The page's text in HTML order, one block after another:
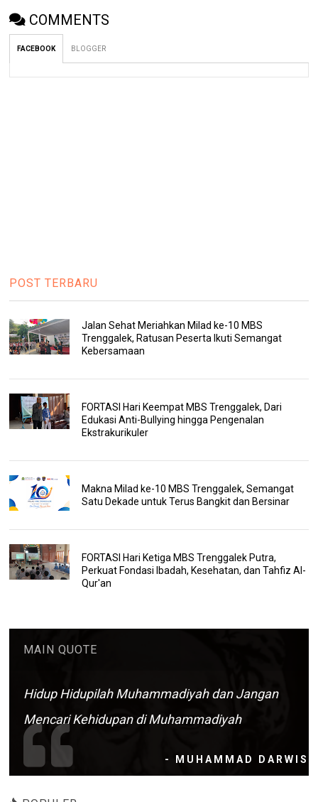
COMMENTS
FACEBOOK BLOGGER
POST TERBARU
Jalan Sehat Meriahkan Milad ke-10 MBS
Trenggalek, Ratusan Peserta Ikuti Semangat
Kebersamaan
FORTASI Hari Keempat MBS Trenggalek, Dari
Edukasi Anti-Bullying hingga Pengenalan
Ekstrakurikuler
Makna Milad ke-10 MBS Trenggalek, Semangat
Satu Dekade untuk Terus Bangkit dan Bersinar
FORTASI Hari Ketiga MBS Trenggalek Putra,
Perkuat Fondasi Ibadah, Kesehatan, dan Tahfiz Al-
Qur'an
MAIN QUOTE
Hidup Hidupilah Muhammadiyah dan Jangan
Mencari Kehidupan di Muhammadiyah
- MUHAMMAD DARWIS